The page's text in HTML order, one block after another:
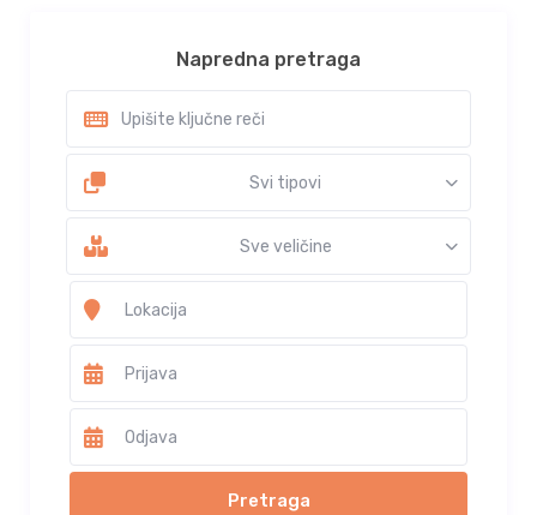
Napredna pretraga
Svi tipovi
Sve veličine